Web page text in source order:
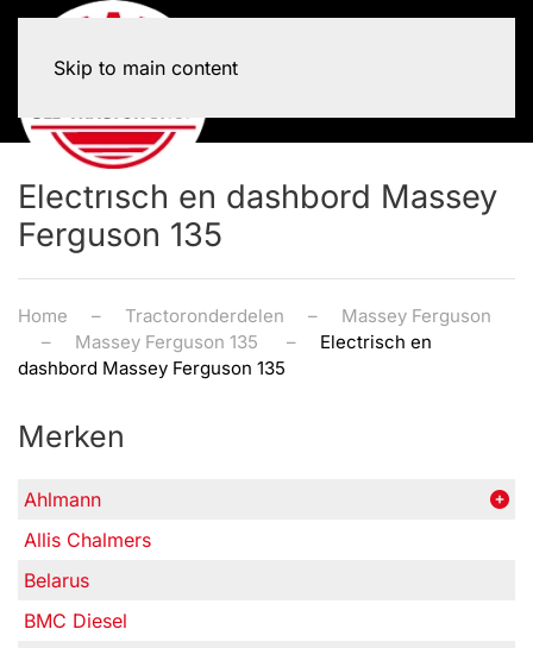
Skip to main content
Electrisch en dashbord Massey
Ferguson 135
Home Tractoronderdelen
Massey Ferguson
Massey Ferguson 135
Electrisch en
dashbord Massey Ferguson 135
Merken
Ahlmann
Allis Chalmers
Belarus
BMC Diesel